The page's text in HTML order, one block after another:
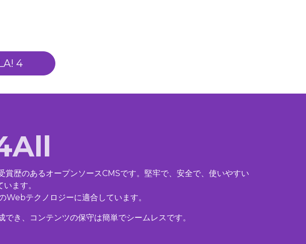
4
歴のあるオープンソースCMSです。堅牢で、安全で、使いやすい
ます。
Webテクノロジーに適合しています。
き、コンテンツの保守は簡単でシームレスです。